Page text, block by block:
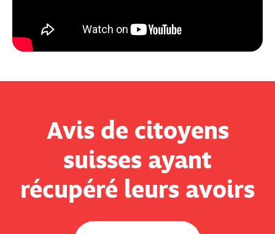
Avis de citoyens
suisses ayant
récupéré leurs avoirs